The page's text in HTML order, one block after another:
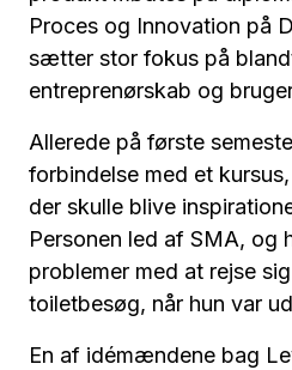
Proces og Innovation på
sætter stor fokus på
entreprenørskab og
Allerede på første
forbindelse med et
der skulle blive
Personen led af SMA, og
problemer med at rejse
toiletbesøg, når hun var
En af idémændene bag